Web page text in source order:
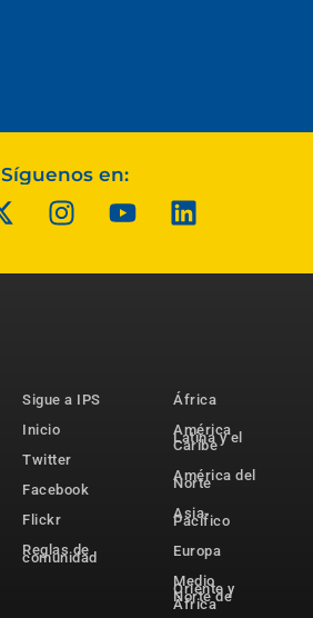
Síguenos en:
Sigue a IPS
Inicio
Twitter
Facebook
Flickr
Reglas de
comunidad
África
América
Latina y el
Caribe
América del
Norte
Asia-
Pacífico
Europa
Medio
Oriente y
Norte de
África